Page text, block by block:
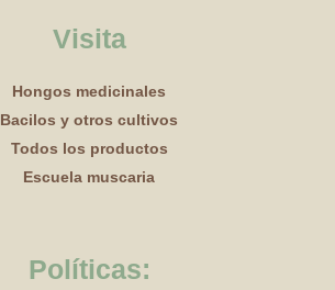
Visita
Hongos medicinales
Bacilos y otros cultivos
Todos los productos
Escuela muscaria
Políticas: